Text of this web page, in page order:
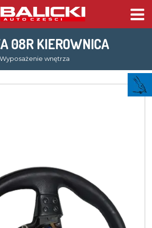
08R KIEROWNICA
Wyposażenie wnętrza